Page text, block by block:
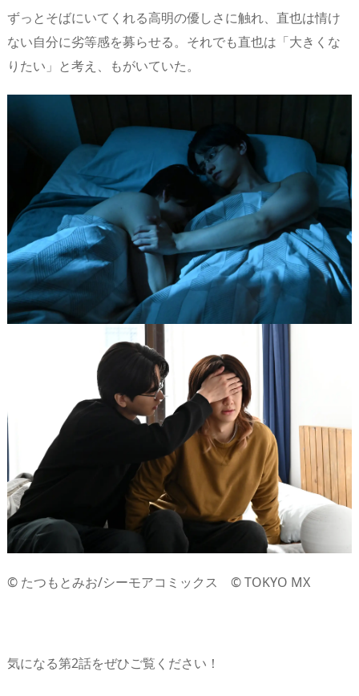
ずっとそばにいてくれる高明の優しさに触れ、直也は情け
ない自分に劣等感を募らせる。それでも直也は「大きくな
りたい」と考え、もがいていた。
© たつもとみお/シーモアコミックス © TOKYO MX
気になる第2話をぜひご覧ください！